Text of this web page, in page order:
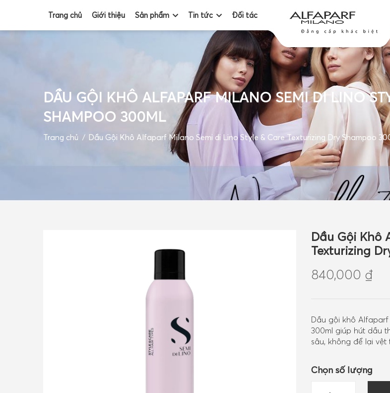
GIỚI THIỆU
Trang chủ Giới thiệu Sản phẩm Tin tức Đối tác
Trang chủ Dầu Gội Khô Alfaparf Milano Semi di Lino Style & Care Texturizing Dry Shampoo
DẦU GỘI KHÔ ALFAPARF MILANO SEMI DI LINO
SHAMPOO 300ML
Dầu Gội Khô
Texturizing
840,000 ₫
Dầu gội khô Alfaparf
300ml giúp hút dầu
sâu, không để lại vệt
Chọn số lượng